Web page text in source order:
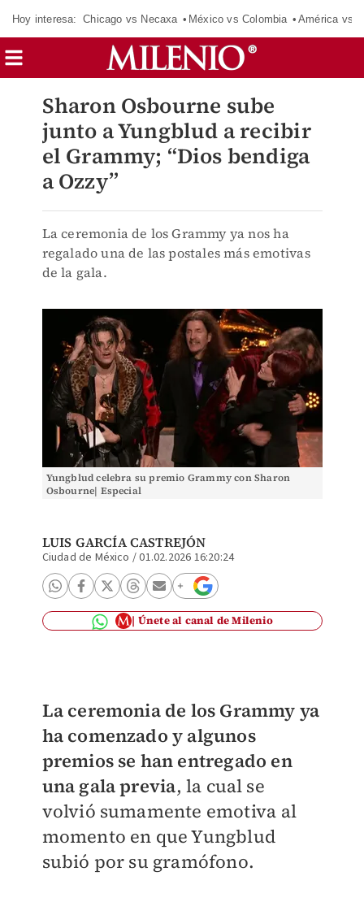
Hoy interesa: Chicago vs Necaxa México vs Colombia América vs
Sharon Osbourne sube
junto a Yungblud a recibir
el Grammy; “Dios bendiga
a Ozzy”
La ceremonia de los Grammy ya nos ha
regalado una de las postales más emotivas
de la gala.
Yungblud celebra su premio Grammy con Sharon
Osbourne| Especial
LUIS GARCÍA CASTREJÓN
Ciudad de México /01.02.2026 16:20:24
Únete al canal de Milenio
La ceremonia de los Grammy ya
ha comenzado y algunos
premios se han entregado en
una gala previa, la cual se
volvió sumamente emotiva al
momento en que Yungblud
subió por su gramófono.